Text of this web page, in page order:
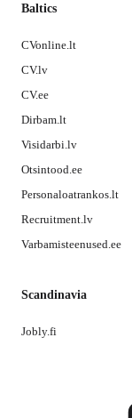
Baltics
CVonline.lt
CV.lv
CV.ee
Dirbam.lt
Visidarbi.lv
Otsintood.ee
Personaloatrankos.lt
Recruitment.lv
Varbamisteenused.ee
Scandinavia
Jobly.fi